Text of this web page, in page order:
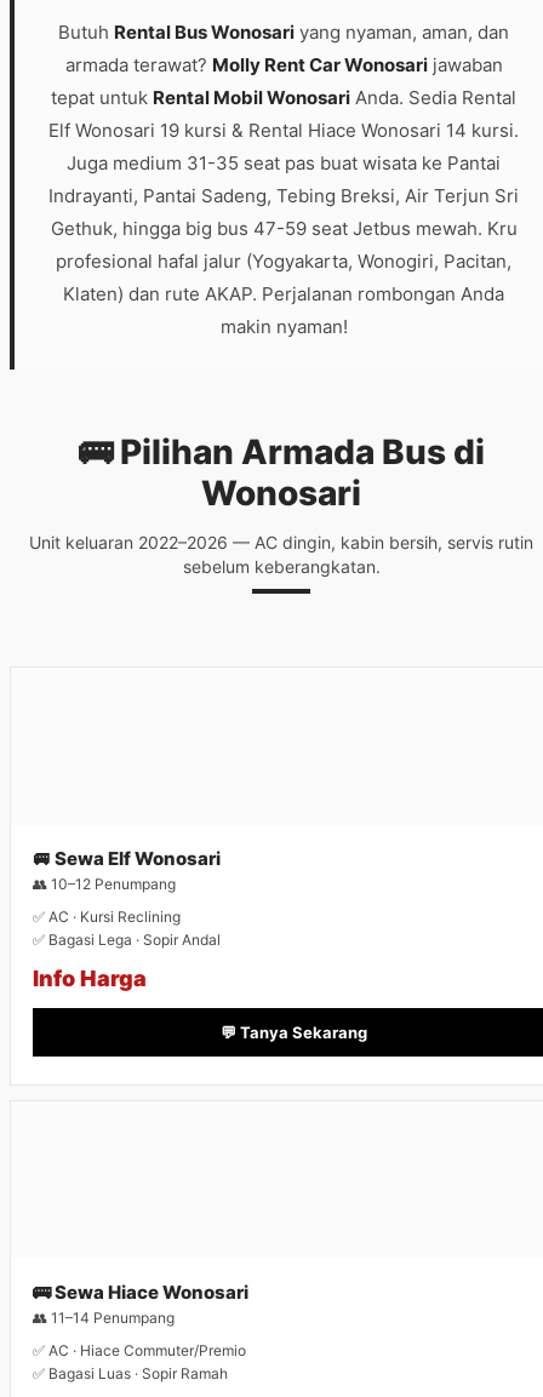
Butuh Rental Bus Wonosari yang nyaman, aman, dan
armada terawat? Molly Rent Car Wonosarijawaban
tepat untuk Rental Mobil Wonosari Anda. Sedia Rental
Elf Wonosari 19 kursi & Rental Hiace Wonosari 14 kursi.
Juga medium 31-35 seat pas buat wisata ke Pantai
Indrayanti, Pantai Sadeng, Tebing Breksi, Air Terjun Sri
Gethuk, hingga big bus 47-59 seat Jetbus mewah. Kru
profesional hafal jalur (Yogyakarta, Wonogiri, Pacitan,
Klaten) dan rute AKAP. Perjalanan rombongan Anda
makin nyaman!
🚌 Pilihan Armada Busdi
Wonosari
Unit keluaran 2022–2026 — AC dingin, kabin bersih, servis rutin
sebelum keberangkatan.
🚐 Sewa Elf Wonosari
👥 10–12 Penumpang
✅ AC · Kursi Reclining
✅ Bagasi Lega · Sopir Andal
Info Harga
💬 Tanya Sekarang
🚌 Sewa Hiace Wonosari
👥 11–14 Penumpang
✅ AC · Hiace Commuter/Premio
✅ Bagasi Luas · Sopir Ramah